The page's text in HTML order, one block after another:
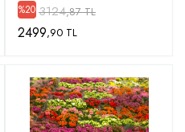
%20 3124,87 TL
2499,90 TL